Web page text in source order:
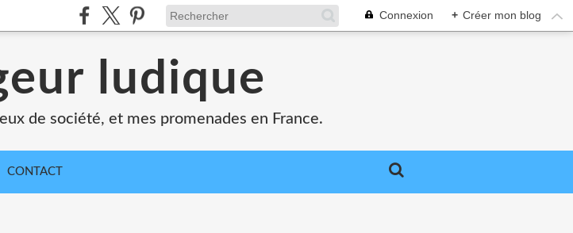
Connexion + Créer mon blog
ludique
de société, et mes promenades en France.
CONTACT